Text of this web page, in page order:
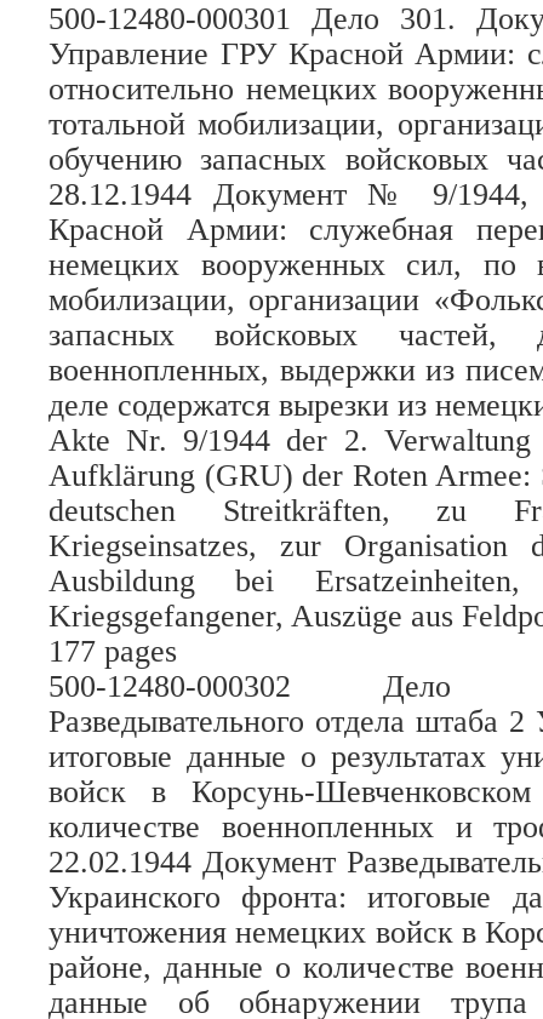
500-12480-000301 Дело 301.
Управление ГРУ Красной Армии:
относительно немецких
тотальной мобилизации,
обучению запасных войсковых
28.12.1944 Документ № 9/
Красной Армии: служебная
немецких вооруженных сил, по
мобилизации, организации
запасных войсковых частей,
военнопленных, выдержки из
деле содержатся вырезки из
Akte Nr. 9/1944 der 2. Verwaltung
Aufklärung (GRU) der Roten Armee:
deutschen Streitkräften, zu
Kriegseinsatzes, zur Organisation
Ausbildung bei
Kriegsgefangener, Auszüge aus
177 pages
500-12480-000302 Дело
Разведывательного отдела штаба
итоговые данные о результатах
войск в Корсунь-
количестве военнопленных и
22.02.1944 Документ
Украинского фронта: итоговые
уничтожения немецких войск в
районе, данные о количестве
данные об обнаружении трупа